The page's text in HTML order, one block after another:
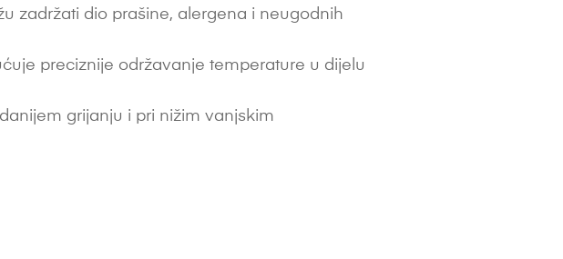
zadržati dio prašine, alergena i neugodnih
preciznije održavanje temperature u dijelu
grijanju i pri nižim vanjskim